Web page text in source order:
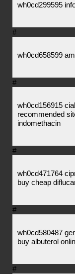
wh0cd299595
#
wh0cd658599
#
wh0cd156915
recommended
indomethacin
#
wh0cd471764
buy cheap
#
wh0cd580487
buy albuterol
#